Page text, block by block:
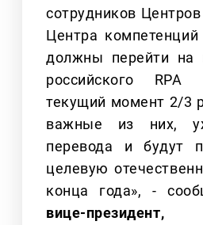
сотрудников
Центра
должны перейти на
российского
текущий момент 2/3
важные из них,
перевода и будут
целевую
конца года», -
вице-президент,